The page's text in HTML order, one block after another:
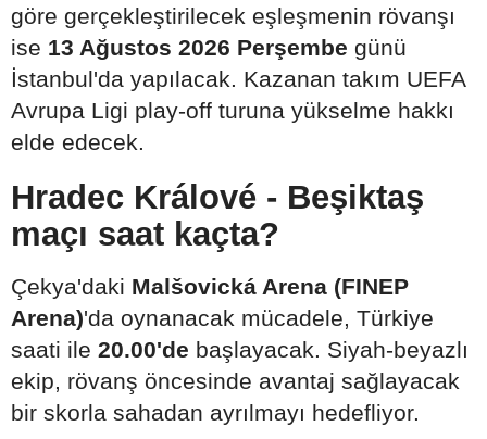
göre gerçekleştirilecek eşleşmenin rövanşı
ise 13 Ağustos 2026 Perşembe günü
İstanbul'da yapılacak. Kazanan takım UEFA
Avrupa Ligi play-off turuna yükselme hakkı
elde edecek.
Hradec Králové - Beşiktaş
maçı saat kaçta?
Çekya'daki Malšovická Arena (FINEP
Arena)'da oynanacak mücadele, Türkiye
saati ile 20.00'de başlayacak. Siyah-beyazlı
ekip, rövanş öncesinde avantaj sağlayacak
bir skorla sahadan ayrılmayı hedefliyor.